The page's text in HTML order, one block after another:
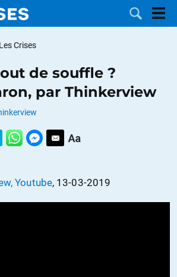
Crises
de souffle ?
par Thinkerview
Youtube, 13-03-2019